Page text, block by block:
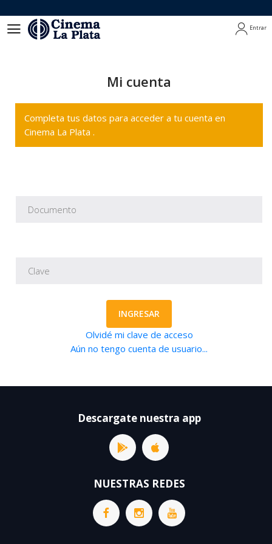
Entrar
Mi cuenta
Completa tus datos para acceder a tu cuenta en
Cinema La Plata .
INGRESAR
Olvidé mi clave de acceso
Aún no tengo cuenta de usuario...
Descargate nuestra app
NUESTRAS REDES